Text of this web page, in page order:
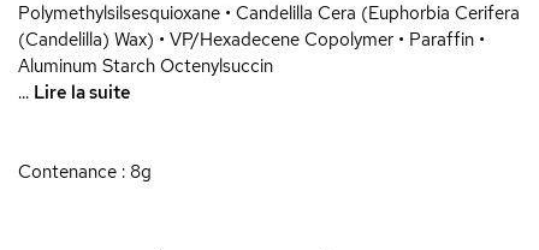
Polymethylsilsesquioxane • Candelilla Cera (Euphorbia Cerifera
(Candelilla) Wax) • VP/Hexadecene Copolymer • Paraffin •
Aluminum Starch Octenylsuccin
... Lire la suite
Contenance : 8g